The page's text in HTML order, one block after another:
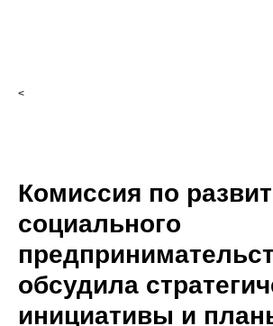
<
Комиссия по
социального
обсудила
инициативы и